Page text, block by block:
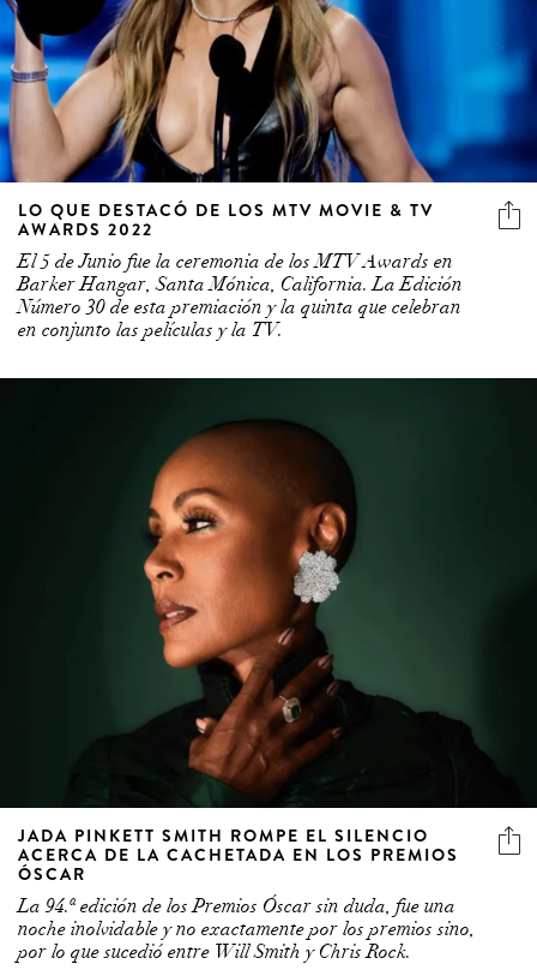
LO QUE DESTACÓ DE LOS MTV MOVIE & TV
AWARDS 2022
El 5 de Junio fue la ceremonia de los MTV Awards en
Barker Hangar, Santa Mónica, California. La Edición
Número 30 de esta premiación y la quinta que celebran
en conjunto las películas y la TV.
JADA PINKETT SMITH ROMPE EL SILENCIO
ACERCA DE LA CACHETADA EN LOS PREMIOS
ÓSCAR
La 94.ª edición de los Premios Óscar sin duda, fue una
noche inolvidable y no exactamente por los premios sino,
por lo que sucedió entre Will Smith y Chris Rock.